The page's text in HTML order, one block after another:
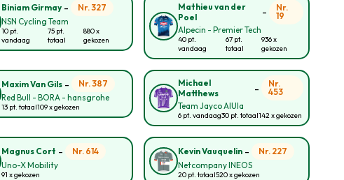
Biniam Girmay-
Nr. 327
NSN Cycling Team
10 pt.
vandaag
75 pt.
totaal
880 x
gekozen
Mathieu van der
Poel
-
Nr.
19
Alpecin - Premier Tech
40 pt.
vandaag
67 pt.
totaal
936 x
gekozen
Maxim Van Gils-
Nr. 387
Red Bull - BORA - hansgrohe
13 pt. totaal109 x gekozen
Michael
Matthews
-
Nr.
453
Team Jayco AlUla
6 pt. vandaag30 pt. totaal142 x gekozen
Magnus Cort -
Nr. 614
Uno-X Mobility
91 x gekozen
Kevin Vauquelin-
Nr. 227
Netcompany INEOS
20 pt. totaal520 x gekozen